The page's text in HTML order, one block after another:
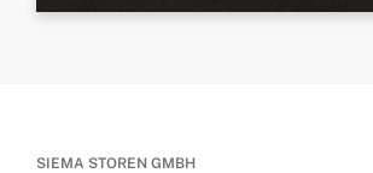
SIEMA STOREN GMBH